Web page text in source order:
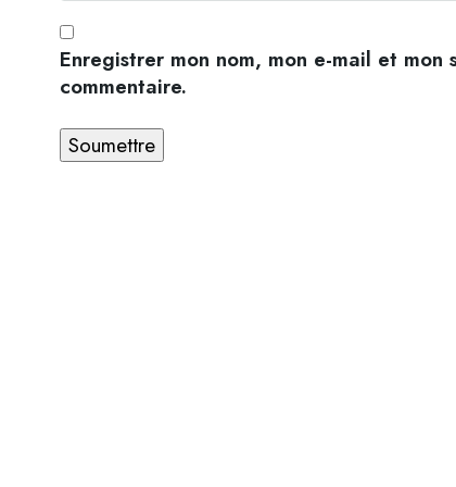
Enregistrer mon nom, mon e-mail et
commentaire.